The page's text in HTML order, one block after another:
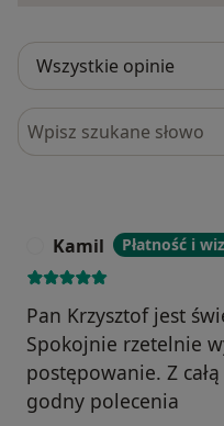
Szukaj w opiniach
Kamil Płatność i
Pan Krzysztof jest
Spokojnie rzetelnie
postępowanie. Z
godny polecenia